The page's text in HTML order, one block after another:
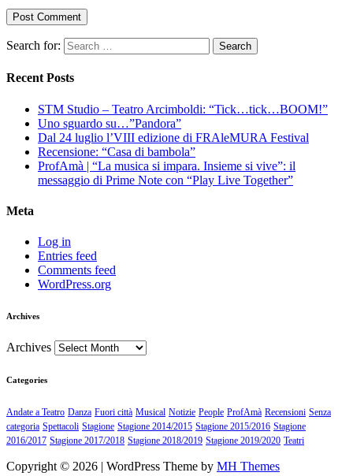
Search for:
Recent Posts
STM Studio – Teatro Arcimboldi: “Tick…tick…BOOM!”
Uno sguardo su…”Pandora”
Dal 24 luglio l’VIII edizione di FRAleMURA Festival
Recensione: “Casa di bambola”
ProfAmà | “La musica si impara. Insieme si vive”: il
messaggio di Prime Note con “Play Live Together”
Meta
Log in
Entries feed
Comments feed
WordPress.org
Archives
Archives
Categories
Andate a Teatro Danza Fuori città Musical Notizie People ProfAmà Recensioni Senza
categoria Spettacoli Stagione Stagione 2014/2015 Stagione 2015/2016 Stagione
2016/2017 Stagione 2017/2018 Stagione 2018/2019 Stagione 2019/2020 Teatri
Copyright © 2026 | WordPress Theme by MH Themes